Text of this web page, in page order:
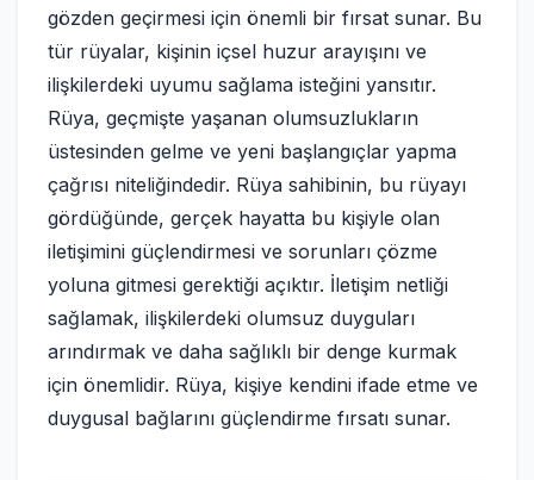
gözden geçirmesi için önemli bir fırsat sunar. Bu
tür rüyalar, kişinin içsel huzur arayışını ve
ilişkilerdeki uyumu sağlama isteğini yansıtır.
Rüya, geçmişte yaşanan olumsuzlukların
üstesinden gelme ve yeni başlangıçlar yapma
çağrısı niteliğindedir. Rüya sahibinin, bu rüyayı
gördüğünde, gerçek hayatta bu kişiyle olan
iletişimini güçlendirmesi ve sorunları çözme
yoluna gitmesi gerektiği açıktır. İletişim netliği
sağlamak, ilişkilerdeki olumsuz duyguları
arındırmak ve daha sağlıklı bir denge kurmak
için önemlidir. Rüya, kişiye kendini ifade etme ve
duygusal bağlarını güçlendirme fırsatı sunar.